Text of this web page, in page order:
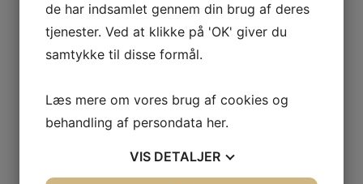
Blokke, Scepter
Blokke Viadana
Borde
Bordbeslag
Bordsøjle
Bøjler og kroge
Monteringsplade med øje
de har indsamlet gennem din brug af deres
tjenester. Ved at klikke på 'OK' giver du
samtykke til disse formål.
Læs mere om vores brug af cookies og
behandling af persondata her.
VIS DETALJER